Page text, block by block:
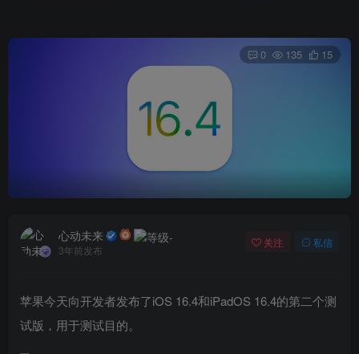
0 135 15
心动未来
3年前发布
关注 私信
苹果今天向开发者发布了iOS 16.4和iPadOS 16.4的第二个测
试版，用于测试目的。